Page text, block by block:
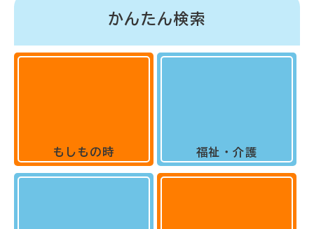
かんたん検索
もしもの時 福祉・介護